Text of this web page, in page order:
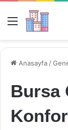
Menü
Anasayfa /
Bursa
Konfor